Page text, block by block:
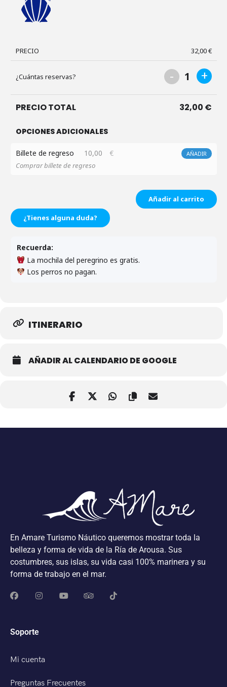
PRECIO 32,00€
¿Cuántas reservas? - 1 +
PRECIO TOTAL 32,00 €
OPCIONES ADICIONALES
Billete de regreso 10,00 €
Comprar billete de regreso
AÑADIR
Añadir al carrito
¿Tienes alguna duda?
Recuerda:
La mochila del peregrino es gratis.
Los perros no pagan.
ITINERARIO
AÑADIR AL CALENDARIO DE GOOGLE
En Amare Turismo Náutico queremos mostrar toda la
belleza y forma de vida de la Ría de Arousa. Sus
costumbres, sus islas, su vida casi 100% marinera y su
forma de trabajo en el mar.
Soporte
Mi cuenta
Preguntas Frecuentes